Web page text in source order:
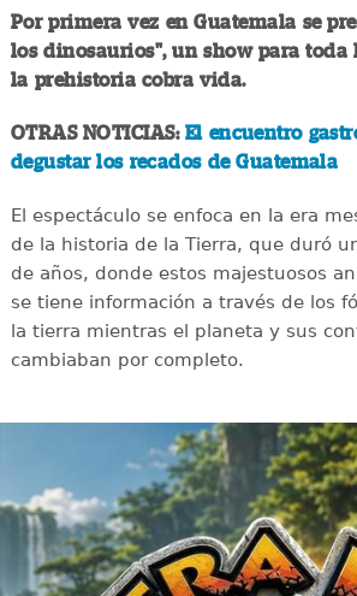
Por primera vez en Guatemala se
los dinosaurios", un show para
la prehistoria cobra vida.
OTRAS NOTICIAS: El encuentro
degustar los recados de Guatemala
El espectáculo se enfoca en la era
de la historia de la Tierra, que duró
de años, donde estos majestuosos
se tiene información a través de los
la tierra mientras el planeta y sus
cambiaban por completo.